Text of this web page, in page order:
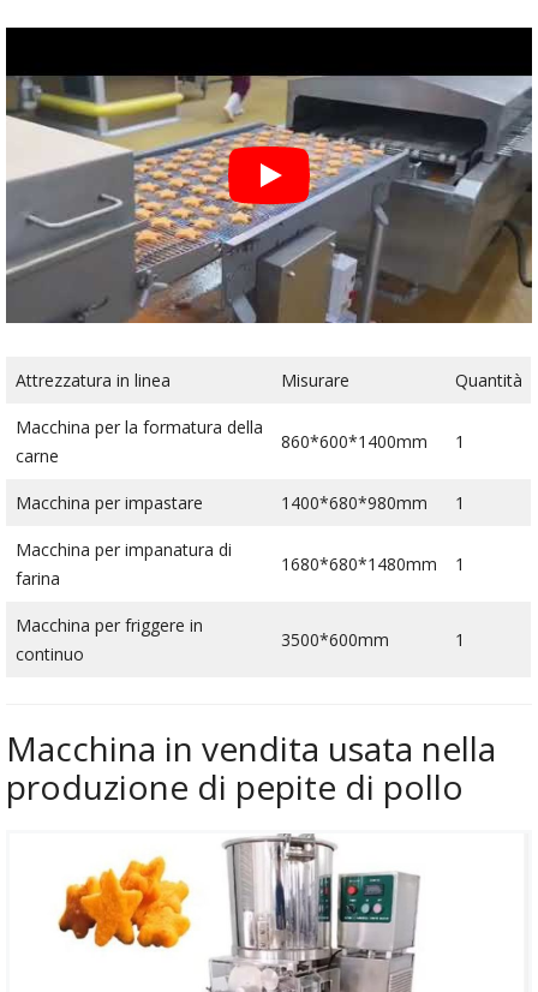
Attrezzatura in linea Misurare Quantità
Macchina per la formatura della
carne
860*600*1400mm 1
Macchina per impastare 1400*680*980mm 1
Macchina per impanatura di
farina
1680*680*1480mm 1
Macchina per friggere in
continuo
3500*600mm 1
Macchina in vendita usata nella
produzione di pepite di pollo